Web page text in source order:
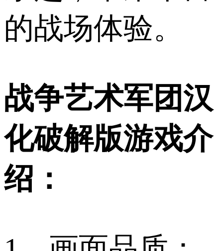
的战场体验。
战争艺术军团汉
化破解版游戏介
绍：